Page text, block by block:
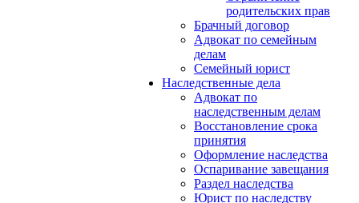
родительских прав
Брачный договор
Адвокат по семейным
делам
Семейный юрист
Наследственные дела
Адвокат по
наследственным делам
Восстановление срока
принятия
Оформление наследства
Оспаривание завещания
Раздел наследства
Юрист по наследству